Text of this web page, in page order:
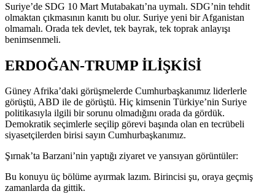
Suriye’de SDG 10 Mart Mutabakatı’na uymalı. SDG’nin tehdit
olmaktan çıkmasının kanıtı bu olur. Suriye yeni bir Afganistan
olmamalı. Orada tek devlet, tek bayrak, tek toprak anlayışı
benimsenmeli.
ERDOĞAN-TRUMP İLİŞKİSİ
Güney Afrika’daki görüşmelerde Cumhurbaşkanımız liderlerle
görüştü, ABD ile de görüştü. Hiç kimsenin Türkiye’nin Suriye
politikasıyla ilgili bir sorunu olmadığını orada da gördük.
Demokratik seçimlerle seçilip görevi başında olan en tecrübeli
siyasetçilerden birisi sayın Cumhurbaşkanımız.
Şırnak’ta Barzani’nin yaptığı ziyaret ve yansıyan görüntüler:
Bu konuyu üç bölüme ayırmak lazım. Birincisi şu, oraya geçmiş
zamanlarda da gittik.